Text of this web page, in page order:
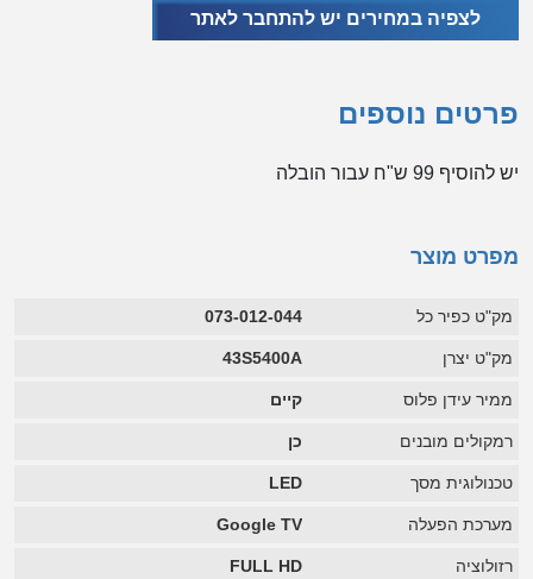
לצפיה במחירים יש להתחבר לאתר
פרטים נוספים
יש להוסיף 99 ש"ח עבור הובלה
מפרט מוצר
מק"ט כפיר כל 073-012-044
מק"ט יצרן 43S5400A
ממיר עידן פלוס קיים
רמקולים מובנים כן
טכנולוגית מסך LED
מערכת הפעלה Google TV
רזולוציה FULL HD